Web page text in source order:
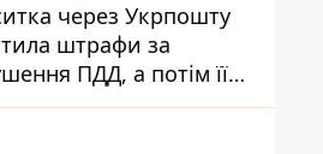
через Укрпошту
штрафи за
ПДД, а потім її
заблокували - в
причина і що вирішив